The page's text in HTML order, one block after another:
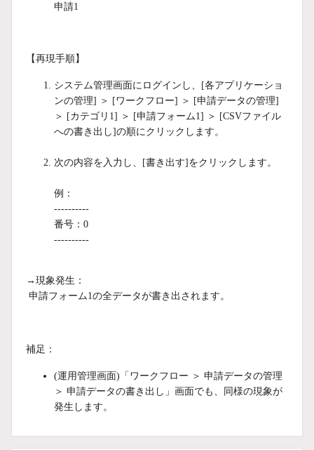
申請1
【再現手順】
システム管理画面にログインし、[各アプリケーショ
ンの管理] ＞ [ワークフロー] ＞ [申請データの管理]
＞ [カテゴリ1] ＞ [申請フォーム1] ＞ [CSVファイル
への書き出し]の順にクリックします。
次の内容を入力し、[書き出す]をクリックします。
例：
----------
番号：0
----------
→現象発生：
申請フォーム1の全データが書き出されます。
補足：
(運用管理画面)「ワークフロー ＞ 申請データの管理
＞ 申請データの書き出し」画面でも、同様の現象が
発生します。